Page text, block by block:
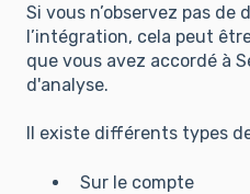
Si vous n’observez pas de
l’intégration, cela peut
que vous avez accordé à
d'analyse.
Il existe différents types
Sur le compte